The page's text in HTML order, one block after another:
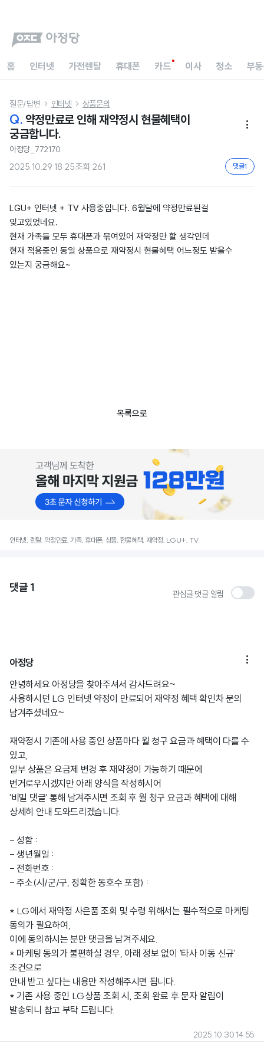
홈 인터넷 가전렌탈 휴대폰 카드 이사 청소 부
질문/답변  인터넷  상품문의
Q. 약정만료로 인해 재약정시 현물혜택이
궁금합니다.

아정당_772170
2025.10.29 18:25조회 261 댓글1
LGU+ 인터넷 + TV 사용중입니다. 6월달에 약정만료된걸
잊고있었네요.
현재 가족들 모두 휴대폰과 묶여있어 재약정만 할 생각인데
현재 적용중인 동일 상품으로 재약정시 현물혜택 어느정도 받을수
있는지 궁금해요~
목록으로
인터넷, 렌탈, 약정만료, 가족, 휴대폰, 상품, 현물혜택, 재약정, LGU+, TV
댓글 1 관심글 댓글 알림
아정당 
안녕하세요 아정당을 찾아주셔서 감사드려요~
사용하시던 LG 인터넷 약정이 만료되어 재약정 혜택 확인차 문의
남겨주셨네요~
재약정시 기존에 사용 중인 상품마다 월 청구 요금과 혜택이 다를 수
있고,
일부 상품은 요금제 변경 후 재약정이 가능하기 때문에
번거로우시겠지만 아래 양식을 작성하시어
'비밀 댓글' 통해 남겨주시면 조회 후 월 청구 요금과 혜택에 대해
상세히 안내 도와드리겠습니다.
- 성함 :
- 생년월일 :
- 전화번호 :
- 주소(시/군/구, 정확한 동호수 포함) :
* LG에서 재약정 사은품 조회 및 수령 위해서는 필수적으로 마케팅
동의가 필요하여,
이에 동의하시는 분만 댓글을 남겨주세요.
* 마케팅 동의가 불편하실 경우, 아래 정보 없이 '타사 이동 신규'
조건으로
안내 받고 싶다는 내용만 작성해주시면 됩니다.
* 기존 사용 중인 LG상품 조회 시, 조회 완료 후 문자 알림이
발송되니 참고 부탁 드립니다.
2025.10.30 14:55